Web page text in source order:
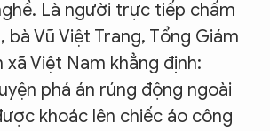
Là người trực tiếp chấm
bà Vũ Việt Trang, Tổng Giám
Việt Nam khẳng định:
phá án rúng động ngoài
khoác lên chiếc áo công